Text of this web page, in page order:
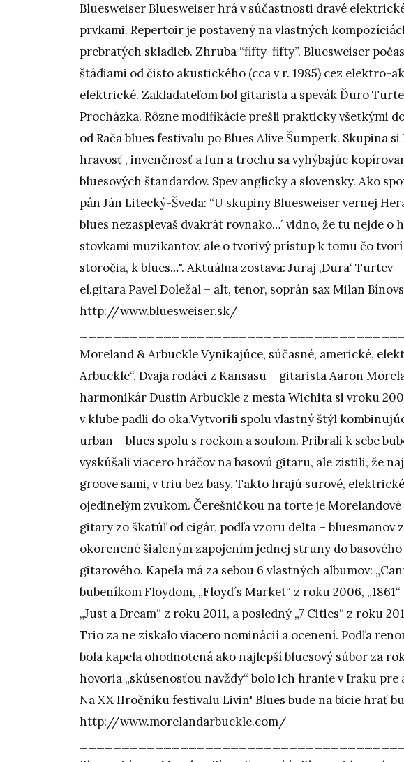
Bluesweiser Bluesweiser hrá v súčastnosti dravé
prvkami. Repertoir je postavený na vlastných
prebratých skladieb. Zhruba “fifty-fifty”. Bluesweiser
štádiami od čisto akustického (cca v r. 1985) cez elektro-
elektrické. Zakladateľom bol gitarista a spevák Ďuro
Procházka. Rôzne modifikácie prešli prakticky všetkými
od Rača blues festivalu po Blues Alive Šumperk. Skupina
hravosť , invenčnosť a fun a trochu sa vyhýbajúc
bluesových štandardov. Spev anglicky a slovensky. Ako
pán Ján Litecký-Šveda: “U skupiny Bluesweiser vernej
blues nezaspievaš dvakrát rovnako…´ vidno, že tu nejde
stovkami muzikantov, ale o tvorivý prístup k tomu čo
storočia, k blues…". Aktuálna zostava: Juraj ‚Dura‘ Turtev
el.gitara Pavel Doležal – alt, tenor, soprán sax Milan
http://www.bluesweiser.sk/
Moreland & Arbuckle Vynikajúce, súčasné, americké,
Arbuckle“. Dvaja rodáci z Kansasu – gitarista Aaron
harmonikár Dustin Arbuckle z mesta Wichita si vroku
v klube padli do oka.Vytvorili spolu vlastný štýl
urban – blues spolu s rockom a soulom. Pribrali k sebe
vyskúšali viacero hráčov na basovú gitaru, ale zistili, že
groove sami, v triu bez basy. Takto hrajú surové,
ojedinelým zvukom. Čerešničkou na torte je
gitary zo škatúľ od cigár, podľa vzoru delta – bluesmanov
okorenené šialeným zapojením jednej struny do
gitarového. Kapela má za sebou 6 vlastných albumov:
bubeníkom Floydom, „Floyd´s Market“ z roku 2006,
„Just a Dream“ z roku 2011, a posledný „7 Cities“ z roku
Trio za ne získalo viacero nominácií a ocenení. Podľa
bola kapela ohodnotená ako najlepší bluesový súbor za
hovoria „skúsenosťou navždy“ bolo ich hranie v Iraku
Na XX IIročníku festivalu Livin' Blues bude na bicie hrať
http://www.morelandarbuckle.com/